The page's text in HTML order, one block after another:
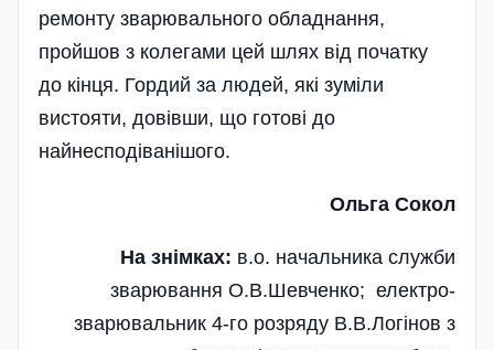
ремонту зварювального обладнання,
пройшов з колегами цей шлях від початку
до кінця. Гордий за людей, які зуміли
вистояти, довівши, що готові до
найнесподіванішого.
Ольга Сокол
На знімках: в.о. начальника служби
зварювання О.В.Шевченко; електро­
зварювальник 4-го розряду В.В.Логінов з